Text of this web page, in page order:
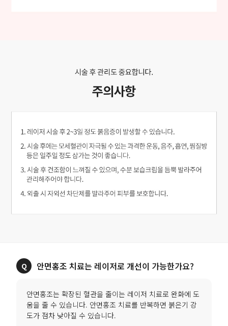
안면홍조 치료는 레이저로 개선이 가능한가요?
안면홍조는 확장된 혈관을 줄이는 레이저 치료로 완화에 도
움을 줄 수 있습니다. 안면홍조 치료를 반복하면 붉은기 강
도가 점차 낮아질 수 있습니다.